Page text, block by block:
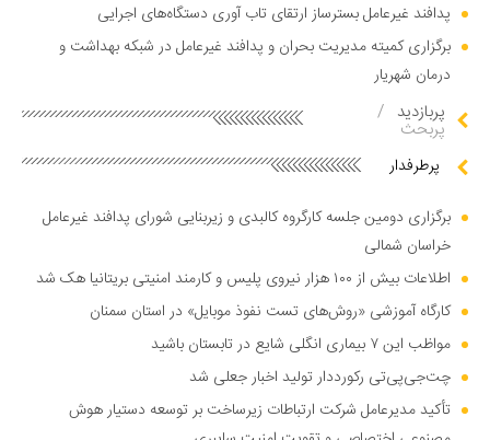
پدافند غیرعامل بسترساز ارتقای تاب آوری دستگاه‌های اجرایی
برگزاری کمیته مدیریت بحران و پدافند غیرعامل در شبکه بهداشت و
درمان شهریار
پربازدید /
پربحث
پرطرفدار
برگزاری دومین جلسه کارگروه کالبدی و زیربنایی شورای پدافند غیرعامل
خراسان شمالی
اطلاعات بیش از ۱۰۰ هزار نیروی پلیس و کارمند امنیتی بریتانیا هک شد
کارگاه آموزشی «روش‌های تست نفوذ موبایل» در استان سمنان
مواظب این ۷ بیماری انگلی شایع در تابستان باشید
چت‌جی‌پی‌تی رکورددار تولید اخبار جعلی شد
تأکید مدیرعامل شرکت ارتباطات زیرساخت بر توسعه دستیار هوش